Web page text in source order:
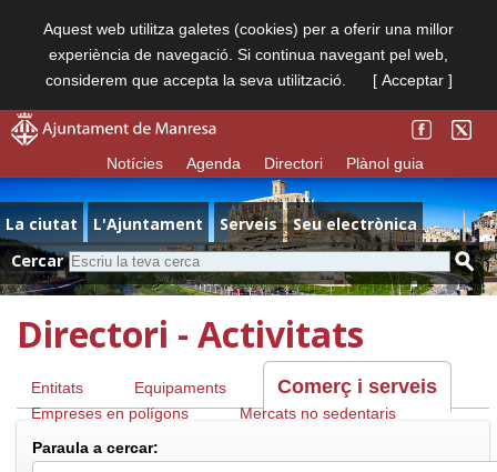
Aquest web utilitza galetes (cookies) per a oferir una millor
experiència de navegació. Si continua navegant pel web,
considerem que accepta la seva utilització.
[ Acceptar ]
Notícies Agenda Directori Plànol guia
La ciutat L'Ajuntament Serveis
Seu electrònica
Cercar
Directori - Activitats
Entitats Equipaments Comerç i serveis
Empreses en polígons
Mercats no sedentaris
Paraula a cercar: